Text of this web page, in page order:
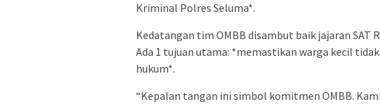
Kriminal Polres Seluma*.
Kedatangan tim OMBB disambut baik jajaran SAT
Ada 1 tujuan utama: *memastikan warga kecil
hukum*.
“Kepalan tangan ini simbol komitmen OMBB.